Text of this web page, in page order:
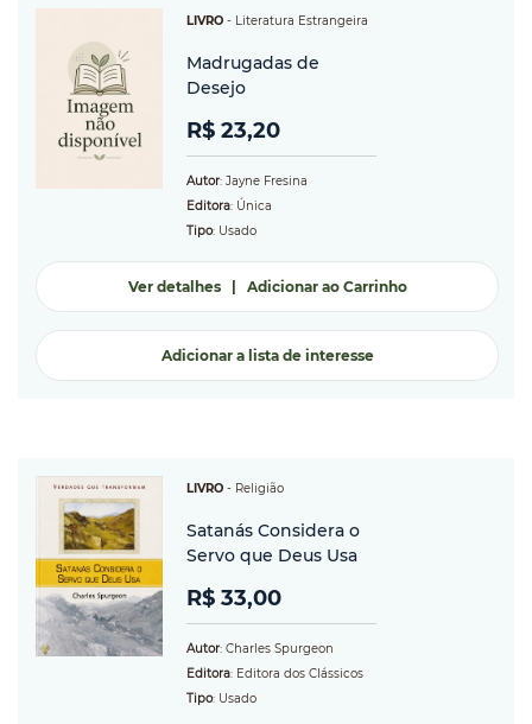
LIVRO - Literatura Estrangeira
Madrugadas de
Desejo
R$ 23,20
Autor: Jayne Fresina
Editora: Única
Tipo: Usado
Ver detalhes| Adicionar ao Carrinho
Adicionar a lista de interesse
LIVRO - Religião
Satanás Considera o
Servo que Deus Usa
R$ 33,00
Autor: Charles Spurgeon
Editora: Editora dos Clássicos
Tipo: Usado